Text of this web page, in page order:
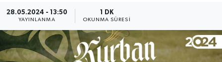
28.05.2024 - 13:50
YAYINLANMA
1 DK
OKUNMA SÜRESI
Ankara Müftülüğü
Antalya Müftülüğü
Dualar
Hadislerle İslam
Diyanet Dergi
TDV
Son Dakika Haberleri
Haber Arşivi